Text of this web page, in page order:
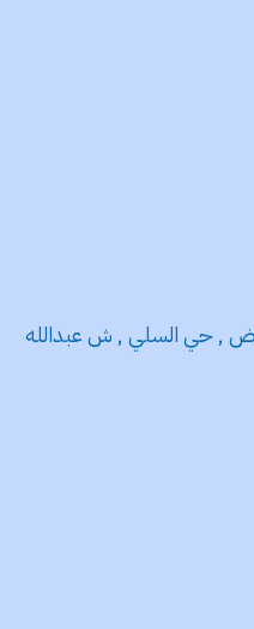
, حي السلي , ش عبدالله